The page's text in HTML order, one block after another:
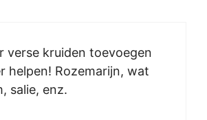
verse kruiden toevoegen
helpen! Rozemarijn, wat
salie, enz.